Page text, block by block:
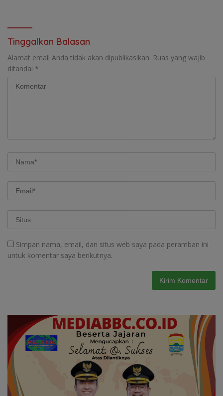
Tinggalkan Balasan
Alamat email Anda tidak akan dipublikasikan. Ruas yang wajib
ditandai *
Simpan nama, email, dan situs web saya pada peramban ini
untuk komentar saya berikutnya.